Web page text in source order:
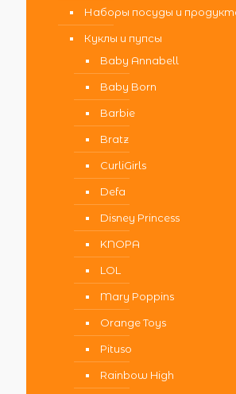
Наборы посуды и
Куклы и пупсы
Baby Annabell
Baby Born
Barbie
Bratz
CurliGirls
Defa
Disney Princess
KNOPA
LOL
Mary Poppins
Orange Toys
Pituso
Rainbow High